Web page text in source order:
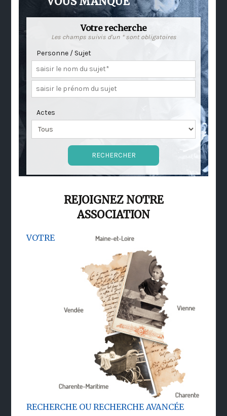
Votre recherche
Les champs suivis d'un * sont obligatoires
Personne / Sujet
Actes
REJOIGNEZ NOTRE
ASSOCIATION
VOTRE
RECHERCHE OU RECHERCHE AVANCÉE